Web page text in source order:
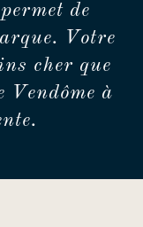
de
Votre
cher que
à